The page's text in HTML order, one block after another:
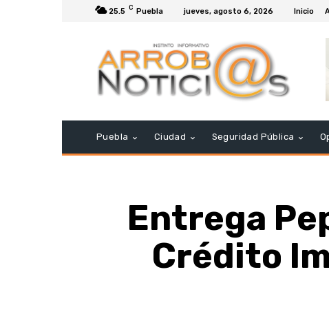
25.5 C Puebla jueves, agosto 6, 2026 Inicio
Puebla Ciudad Seguridad Pública
Entrega
Crédito